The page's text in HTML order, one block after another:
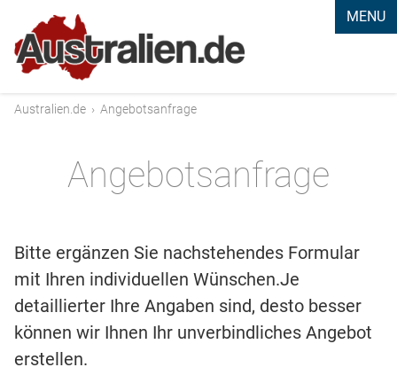
MENU
Australien.de › Angebotsanfrage
Angebotsanfrage
Bitte ergänzen Sie nachstehendes Formular
mit Ihren individuellen Wünschen.Je
detaillierter Ihre Angaben sind, desto besser
können wir Ihnen Ihr unverbindliches Angebot
erstellen.